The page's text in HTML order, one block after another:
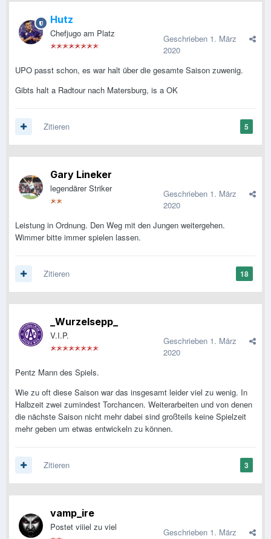
Hutz
Chefjugo am Platz Geschrieben 1. März
2020
UPO passt schon, es war halt über die gesamte Saison zuwenig.
Gibts halt a Radtour nach Matersburg, is a OK
5
Zitieren
Gary Lineker
legendärer Striker Geschrieben 1. März
2020
Leistung in Ordnung. Den Weg mit den Jungen weitergehen.
Wimmer bitte immer spielen lassen.
18
Zitieren
_Wurzelsepp_
V.I.P. Geschrieben 1. März
2020
Pentz Mann des Spiels.
Wie zu oft diese Saison war das insgesamt leider viel zu wenig. In
Halbzeit zwei zumindest Torchancen. Weiterarbeiten und von denen
die nächste Saison nicht mehr dabei sind großteils keine Spielzeit
mehr geben um etwas entwickeln zu können.
3
Zitieren
vamp_ire
Postet viiiel zu viel Geschrieben 1. März